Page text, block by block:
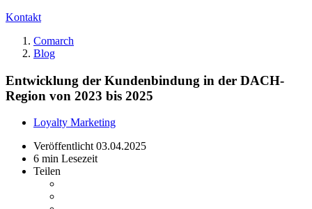
Kontakt
Comarch
Blog
Entwicklung der Kundenbindung in der DACH-
Region von 2023 bis 2025
Loyalty Marketing
Veröffentlicht03.04.2025
6 min Lesezeit
Teilen